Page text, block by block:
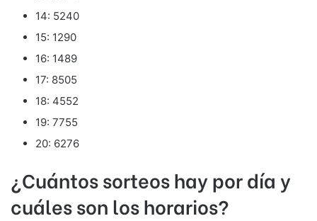
14: 5240
15: 1290
16: 1489
17: 8505
18: 4552
19: 7755
20: 6276
¿Cuántos sorteos hay por día y
cuáles son los horarios?